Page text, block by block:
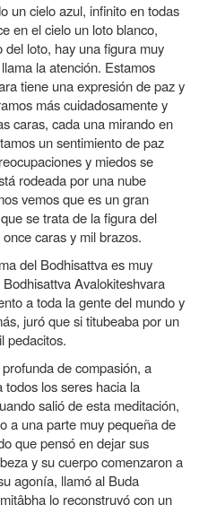
un cielo azul, infinito en todas
en el cielo un loto blanco,
loto, hay una figura muy
la atención. Estamos
tiene una expresión de paz y
más cuidadosamente y
caras, cada una mirando en
un sentimiento de paz
y miedos se
rodeada por una nube
vemos que es un gran
se trata de la figura del
caras y mil brazos.
del Bodhisattva es muy
Avalokiteshvara
a toda la gente del mundo y
juró que si titubeaba por un
pedacitos.
de compasión, a
los seres hacia la
salió de esta meditación,
a una parte muy pequeña de
que pensó en dejar sus
y su cuerpo comenzaron a
agonía, llamó al Buda
lo reconstruyó con un